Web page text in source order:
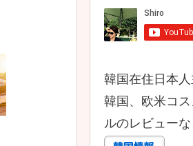
韓国在住日本人
韓国、欧米コ
ルのレビューな